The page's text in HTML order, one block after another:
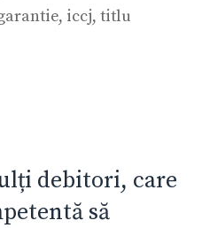
, iccj, titlu
debitori, care
să